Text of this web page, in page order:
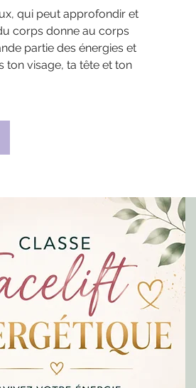
qui peut approfondir et
corps donne au corps
partie des énergies et
ton visage, ta tête et ton